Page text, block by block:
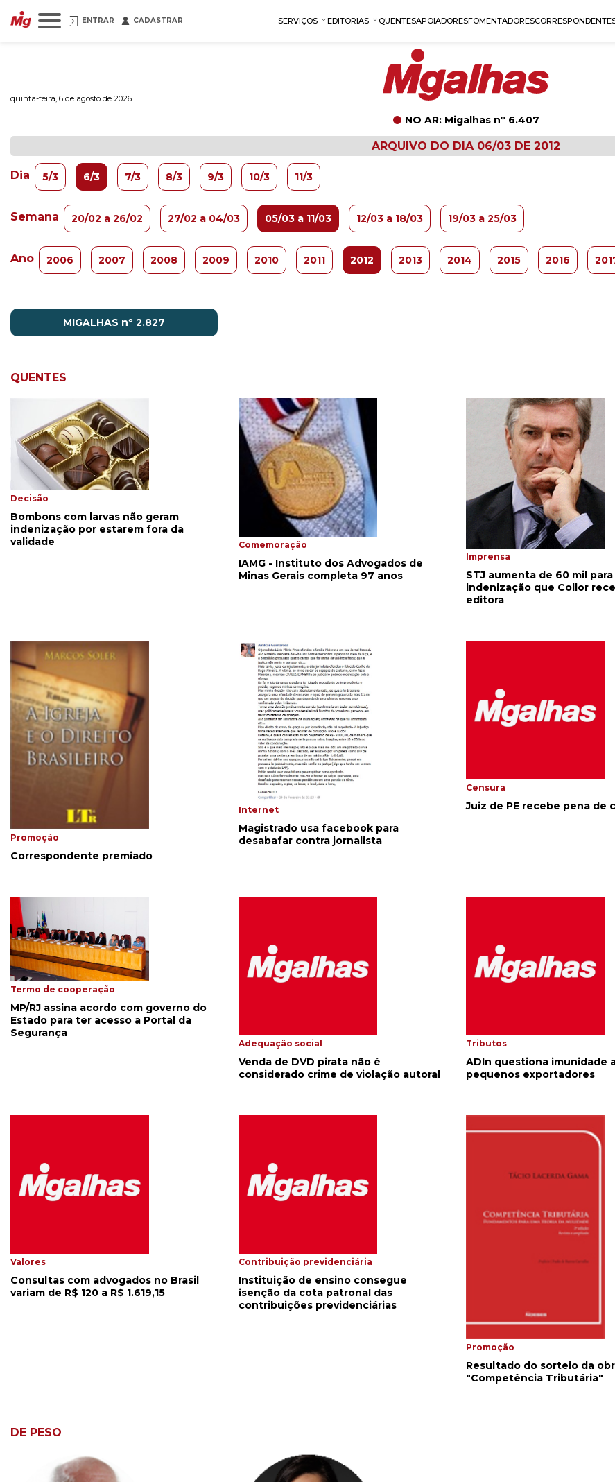
ENTRAR CADASTRAR SERVIÇOS EDITORIAS QUENTESAPOIADORESFOMENTADORES
quinta-feira, 6 de agosto de 2026
NO AR: Migalhas nº 6.407
ARQUIVO DO DIA 06/03 DE 2012
Dia 5/3 6/3 7/3 8/3 9/3 10/3 11/3
Semana 20/02 a 26/02 27/02 a 04/03 05/03 a 11/03 12/03 a 18/03 19/03 a 25/03
Ano 2006 2007 2008 2009 2010 2011 2012 2013 2014 2015 2016
MIGALHAS nº 2.827
QUENTES
Decisão
Bombons com larvas não geram
indenização por estarem fora da
validade
Comemoração
IAMG - Instituto dos Advogados de
Minas Gerais completa 97 anos
Imprensa
STJ aumenta de 60 mil
indenização que Collor
editora
Promoção
Correspondente premiado
Internet
Magistrado usa facebook para
desabafar contra jornalista
Censura
Juiz de PE recebe pena de
Termo de cooperação
MP/RJ assina acordo com governo do
Estado para ter acesso a Portal da
Segurança
Adequação social
Venda de DVD pirata não é
considerado crime de violação autoral
Tributos
ADIn questiona imunidade
pequenos exportadores
Valores
Consultas com advogados no Brasil
variam de R$ 120 a R$ 1.619,15
Contribuição previdenciária
Instituição de ensino consegue
isenção da cota patronal das
contribuições previdenciárias
Promoção
Resultado do sorteio da
"Competência Tributária"
DE PESO